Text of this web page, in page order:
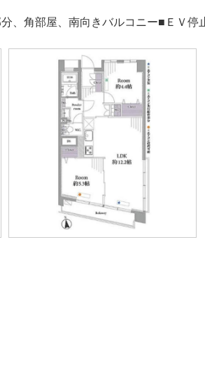
、角部屋、南向きバルコニー■ＥＶ停